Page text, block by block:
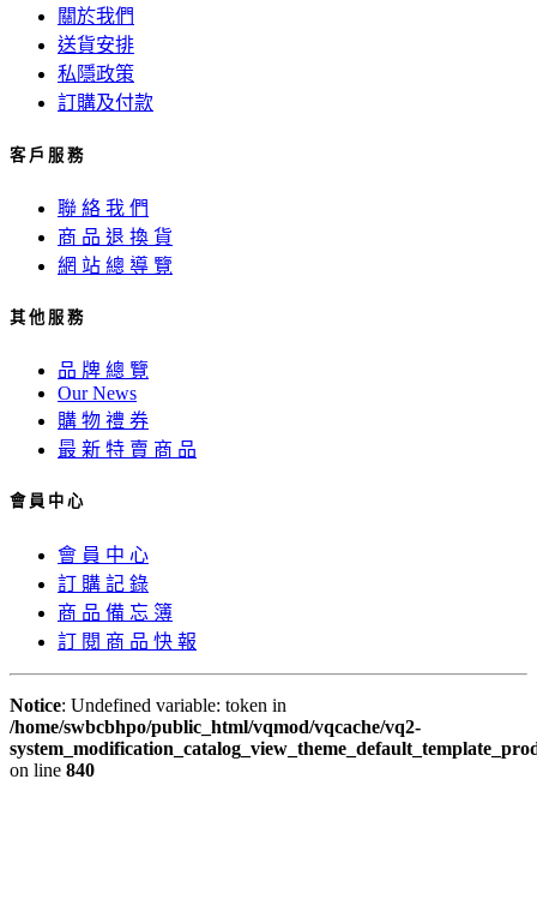
關於我們
送貨安排
私隱政策
訂購及付款
客 戶 服 務
聯 絡 我 們
商 品 退 換 貨
網 站 總 導 覽
其 他 服 務
品 牌 總 覽
Our News
購 物 禮 券
最 新 特 賣 商 品
會 員 中 心
會 員 中 心
訂 購 記 錄
商 品 備 忘 簿
訂 閱 商 品 快 報
Notice: Undefined variable: token in
/home/swbcbhpo/public_html/vqmod/vqcache/vq2-
on line 840